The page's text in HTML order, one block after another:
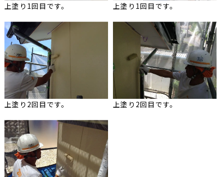
上塗り1回目です。 上塗り1回目です。
上塗り2回目です。 上塗り2回目です。